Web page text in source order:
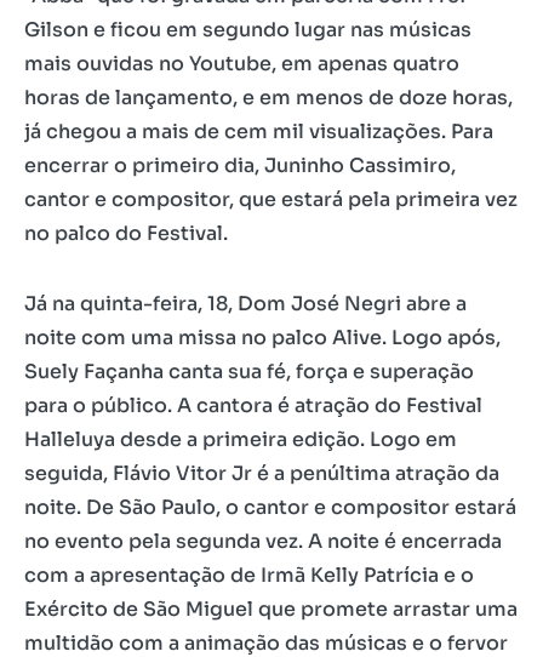
Gilson e ficou em segundo lugar nas músicas
mais ouvidas no Youtube, em apenas quatro
horas de lançamento, e em menos de doze horas,
já chegou a mais de cem mil visualizações. Para
encerrar o primeiro dia, Juninho Cassimiro,
cantor e compositor, que estará pela primeira vez
no palco do Festival.
Já na quinta-feira, 18, Dom José Negri abre a
noite com uma missa no palco Alive. Logo após,
Suely Façanha canta sua fé, força e superação
para o público. A cantora é atração do Festival
Halleluya desde a primeira edição. Logo em
seguida, Flávio Vitor Jr é a penúltima atração da
noite. De São Paulo, o cantor e compositor estará
no evento pela segunda vez. A noite é encerrada
com a apresentação de Irmã Kelly Patrícia e o
Exército de São Miguel que promete arrastar uma
multidão com a animação das músicas e o fervor